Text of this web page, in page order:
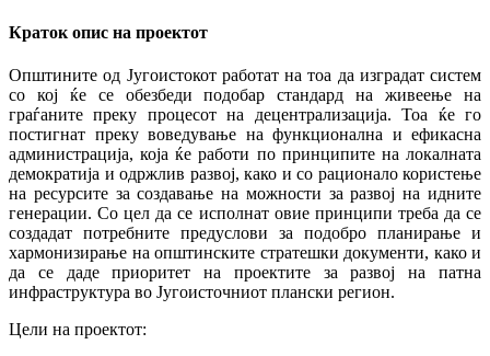
Краток опис на проектот
Општините од Југоистокот работат на тоа да изградат систем
со кој ќе се обезбеди подобар стандард на живеење на
граѓаните преку процесот на децентрализација. Тоа ќе го
постигнат преку воведување на функционална и ефикасна
администрација, која ќе работи по принципите на локалната
демократија и одржлив развој, како и со рационало користење
на ресурсите за создавање на можности за развој на идните
генерации. Со цел да се исполнат овие принципи треба да се
создадат потребните предуслови за подобро планирање и
хармонизирање на општинските стратешки документи, како и
да се даде приоритет на проектите за развој на патна
инфраструктура во Југоисточниот плански регион.
Цели на проектот: